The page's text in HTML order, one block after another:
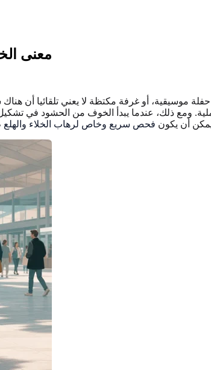
معنى
موسيقية، أو غرفة مكتظة لا يعني تلقائيا أن
ومع ذلك، عندما يبدأ الخوف من الحشود في
يمكن أن يكون فحص سريع وخاص لرهاب الخلاء والهلع